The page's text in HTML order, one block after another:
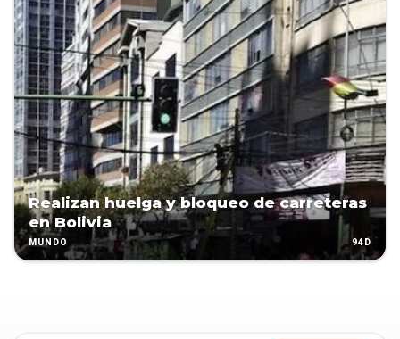
Realizan huelga y bloqueo de carreteras
en Bolivia
MUNDO 94D